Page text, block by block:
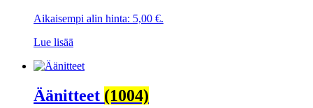
Aikaisempi alin hinta: 5,00 €.
Lue lisää
Äänitteet (1004)